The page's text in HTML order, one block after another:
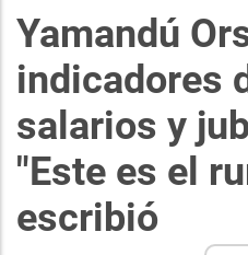
Yamandú
indicadores
salarios y
"Este es el
escribió